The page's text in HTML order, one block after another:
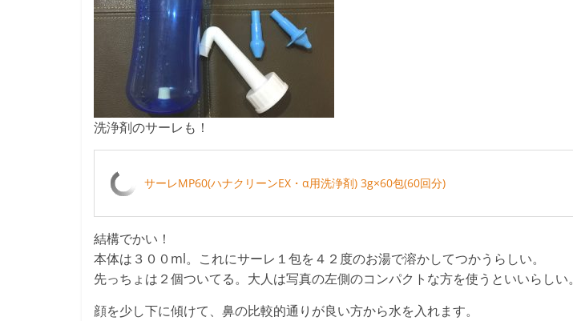
洗浄剤のサーレも！
サーレMP60(ハナクリーンEX・α用洗浄剤) 3g×60包(60回分)
結構でかい！
本体は３００ml。これにサーレ１包を４２度のお湯で溶かしてつかうらしい。
先っちょは２個ついてる。大人は写真の左側のコンパクトな方を使うといいらしい。
顔を少し下に傾けて、鼻の比較的通りが良い方から水を入れます。